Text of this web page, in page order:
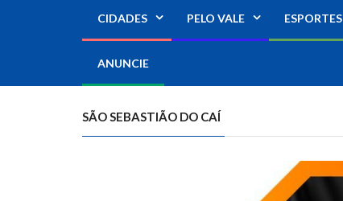
CIDADES PELO VALE ESPORTES
ANUNCIE
SÃO SEBASTIÃO DO CAÍ